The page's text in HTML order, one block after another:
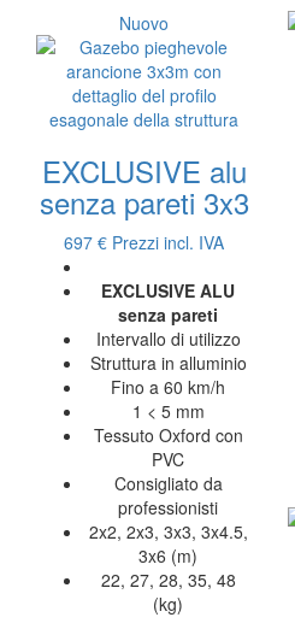
Nuovo
EXCLUSIVE alu
senza pareti 3x3
697 € Prezzi incl. IVA
EXCLUSIVE ALU
senza pareti
Intervallo di utilizzo
Struttura in alluminio
Fino a 60 km/h
1 < 5 mm
Tessuto Oxford con
PVC
Consigliato da
professionisti
2x2, 2x3, 3x3, 3x4.5,
3x6 (m)
22, 27, 28, 35, 48
(kg)